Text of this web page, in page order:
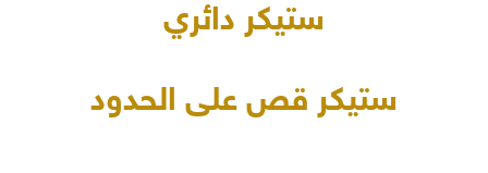
ستيكر دائري
ستيكر قص على الحدود